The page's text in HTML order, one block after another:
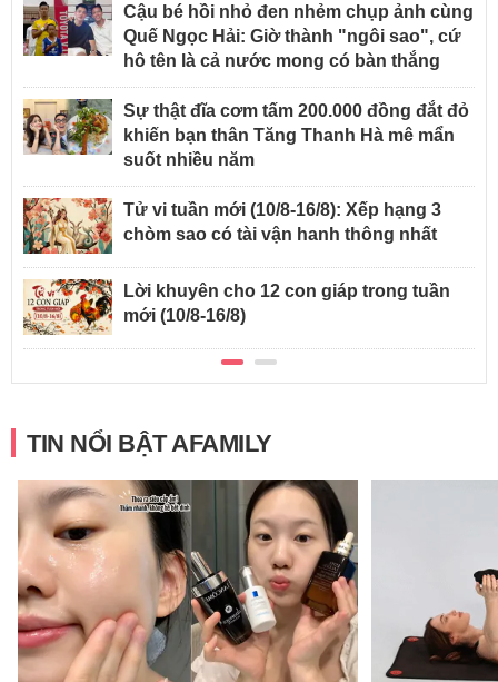
Cậu bé hồi nhỏ đen nhẻm chụp ảnh cùng
Quế Ngọc Hải: Giờ thành "ngôi sao", cứ
hô tên là cả nước mong có bàn thắng
Sự thật đĩa cơm tấm 200.000 đồng đắt đỏ
khiến bạn thân Tăng Thanh Hà mê mẩn
suốt nhiều năm
Tử vi tuần mới (10/8-16/8): Xếp hạng 3
chòm sao có tài vận hanh thông nhất
Lời khuyên cho 12 con giáp trong tuần
mới (10/8-16/8)
TIN NỔI BẬT AFAMILY